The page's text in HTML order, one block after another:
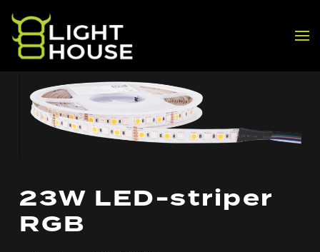
Skip to main content
23W LED-striper
RGB